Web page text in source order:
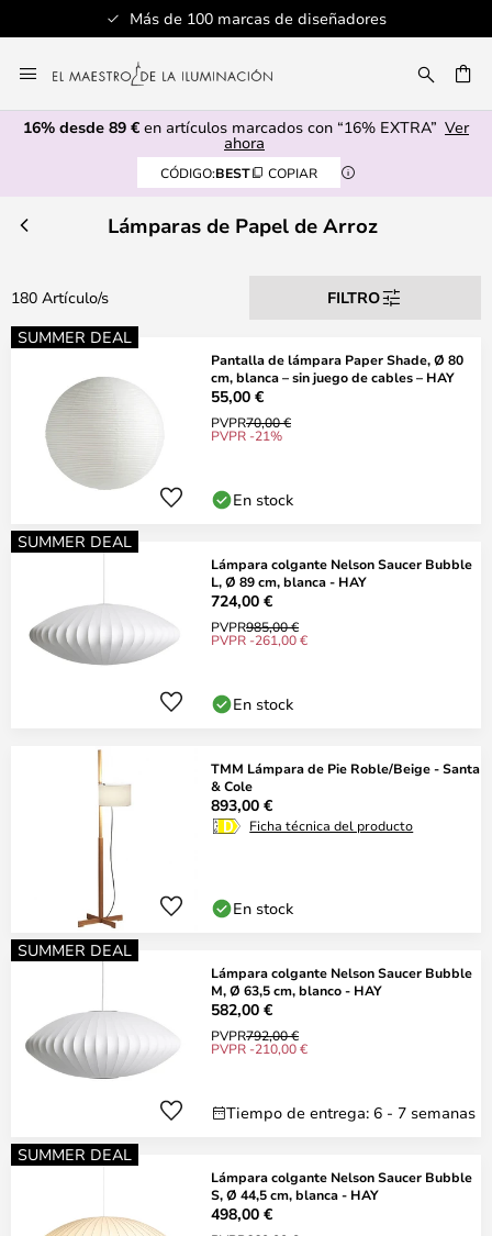
de 100 marcas de diseñadores
al
contenido
16% desde 89 € en artículos marcados con “16% EXTRA” Ver
ahora
CÓDIGO:BEST COPIAR
Lámparas de Papel de Arroz
180 Artículo/s
FILTRO
SUMMER DEAL
Pantalla de lámpara Paper Shade, Ø 80
cm, blanca – sin juego de cables – HAY
55,00 €
PVPR70,00 €
PVPR -21%
En stock
SUMMER DEAL
Lámpara colgante Nelson Saucer Bubble
L, Ø 89 cm, blanca - HAY
724,00 €
PVPR985,00 €
PVPR -261,00 €
En stock
TMM Lámpara de Pie Roble/Beige - Santa
& Cole
893,00 €
Ficha técnica del producto
En stock
SUMMER DEAL
Lámpara colgante Nelson Saucer Bubble
M, Ø 63,5 cm, blanco - HAY
582,00 €
PVPR792,00 €
PVPR -210,00 €
Tiempo de entrega: 6 - 7 semanas
SUMMER DEAL
Lámpara colgante Nelson Saucer Bubble
S, Ø 44,5 cm, blanca - HAY
498,00 €